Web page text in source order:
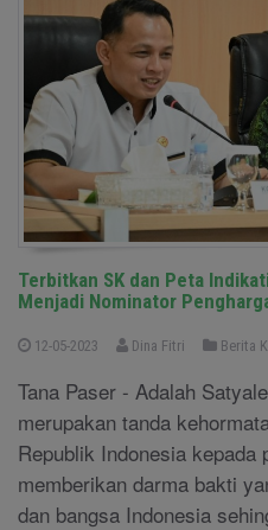
Terbitkan SK dan Peta
Menjadi Nominator
12-05-2023 Dina Fitri Berita
Tana Paser - Adalah
merupakan tanda
Republik Indonesia kepada
memberikan darma bakti
dan bangsa Indonesia